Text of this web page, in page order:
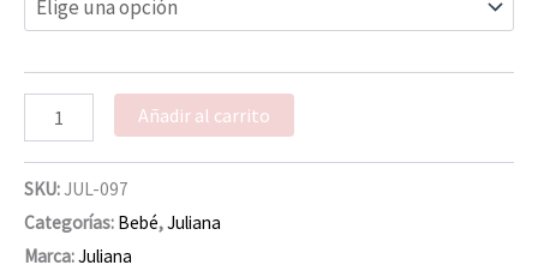
Añadir al carrito
SKU:JUL-097
Categorías: Bebé,Juliana
Marca:Juliana